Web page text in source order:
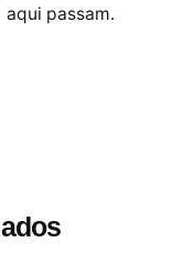
aqui passam.